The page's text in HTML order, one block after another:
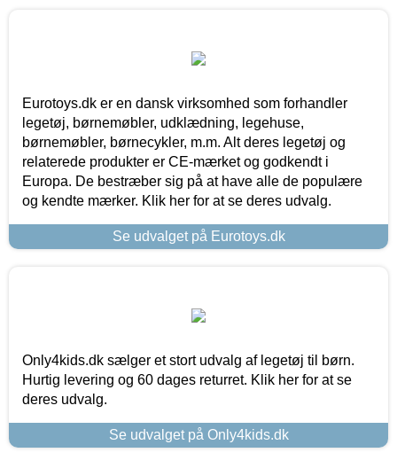
Eurotoys.dk er en dansk virksomhed som forhandler
legetøj, børnemøbler, udklædning, legehuse,
børnemøbler, børnecykler, m.m. Alt deres legetøj og
relaterede produkter er CE-mærket og godkendt i
Europa. De bestræber sig på at have alle de populære
og kendte mærker. Klik her for at se deres udvalg.
Se udvalget på Eurotoys.dk
Only4kids.dk sælger et stort udvalg af legetøj til børn.
Hurtig levering og 60 dages returret. Klik her for at se
deres udvalg.
Se udvalget på Only4kids.dk